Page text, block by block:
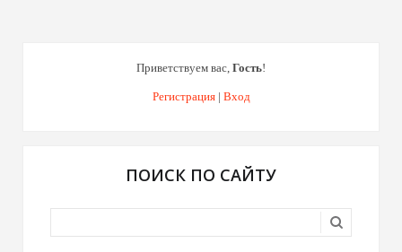
Приветствуем вас, Гость!
Регистрация| Вход
ПОИСК ПО САЙТУ